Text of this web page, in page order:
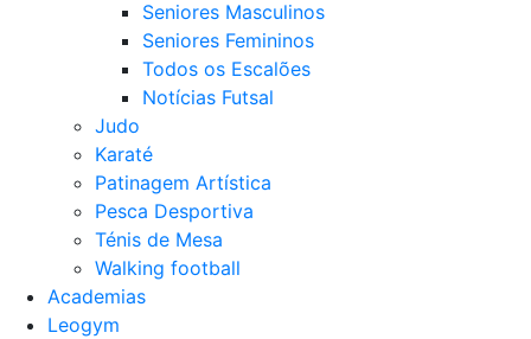
Seniores Masculinos
Seniores Femininos
Todos os Escalões
Notícias Futsal
Judo
Karaté
Patinagem Artística
Pesca Desportiva
Ténis de Mesa
Walking football
Academias
Leogym